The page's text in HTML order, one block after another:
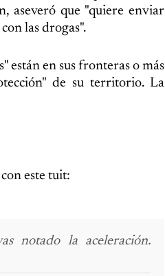
aseveró que "quiere enviar
las drogas".
están en sus fronteras o más
de su territorio. La
este tuit:
notado la aceleración.